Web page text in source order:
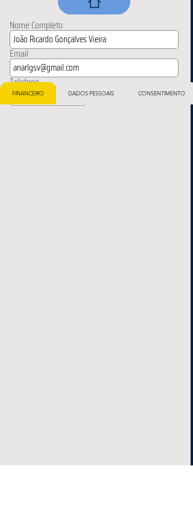
Nome Completo
Email
Telefone
FINANCEIRO DADOS PESSOAIS CONSENTIMENTO